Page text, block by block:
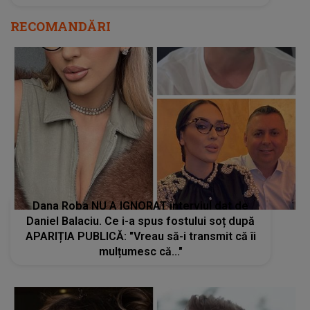
RECOMANDĂRI
Dana Roba NU A IGNORAT interviul dat de
Daniel Balaciu. Ce i-a spus fostului soț după
APARIȚIA PUBLICĂ: "Vreau să-i transmit că îi
mulțumesc că..."